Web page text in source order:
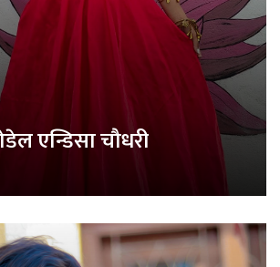
एन्डिसा चौधरी